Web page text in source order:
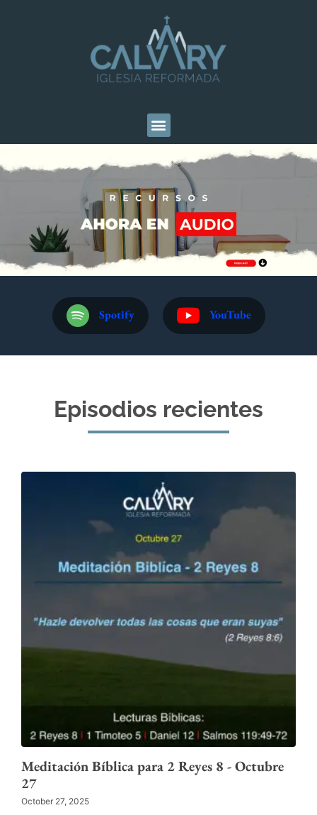
Spotify YouTube
Episodios recientes
Meditación Bíblica para 2 Reyes 8 - Octubre
27
October 27, 2025